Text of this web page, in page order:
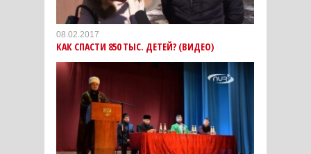
08.02.2017
КАК СПАСТИ 850 ТЫС. ДЕТЕЙ? (ВИДЕО)